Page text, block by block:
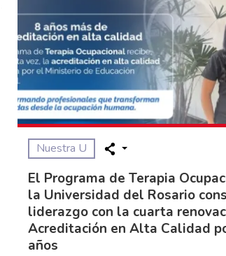
Nuestra U
El Programa de Terapia
la Universidad del Rosario
liderazgo con la cuarta
Acreditación en Alta Calidad
años